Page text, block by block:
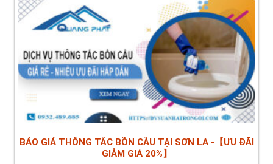
BÁO GIÁ THÔNG TẮC BỒN CẦU TẠI SƠN LA -【ƯU ĐÃI
GIẢM GIÁ 20%】